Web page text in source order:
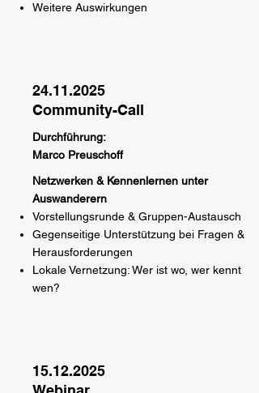
Weitere Auswirkungen
24.11.2025
Community-Call
Durchführung:
Marco Preuschoff
Netzwerken & Kennenlernen unter
Auswanderern
Vorstellungsrunde & Gruppen-Austausch
Gegenseitige Unterstützung bei Fragen &
Herausforderungen
Lokale Vernetzung: Wer ist wo, wer kennt
wen?
15.12.2025